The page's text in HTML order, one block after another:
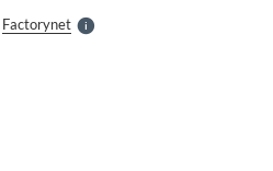
FactorynetS